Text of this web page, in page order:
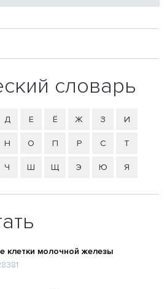
словарь
Д Е Ё Ж З И
Н О П Р С Т
Ч Ш Щ Э Ю Я
клетки молочной железы